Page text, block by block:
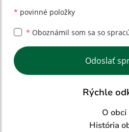
* povinné položky
* Oboznámil som sa so
Google reCaptcha Response
Odoslať
Rýchle
O obci
História